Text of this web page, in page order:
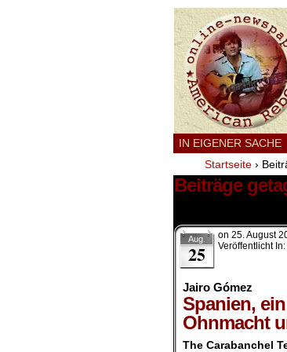
IN EIGENER SACHE
Startseite ›
Beiträge
Aug.
25
on 25. August
Veröffentlicht In:
Jairo Gómez
Spanien,
Ohnmacht
The Carabanchel